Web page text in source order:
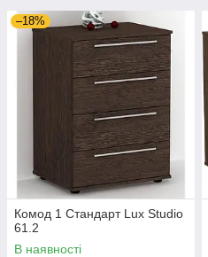
–18%
Комод 1 Стандарт Lux Studio
61.2
В наявності